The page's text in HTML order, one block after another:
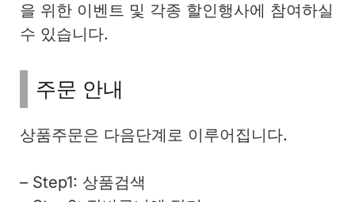
을 위한 이벤트 및 각종 할인행사에 참여하실
수 있습니다.
주문 안내
상품주문은 다음단계로 이루어집니다.
– Step1: 상품검색